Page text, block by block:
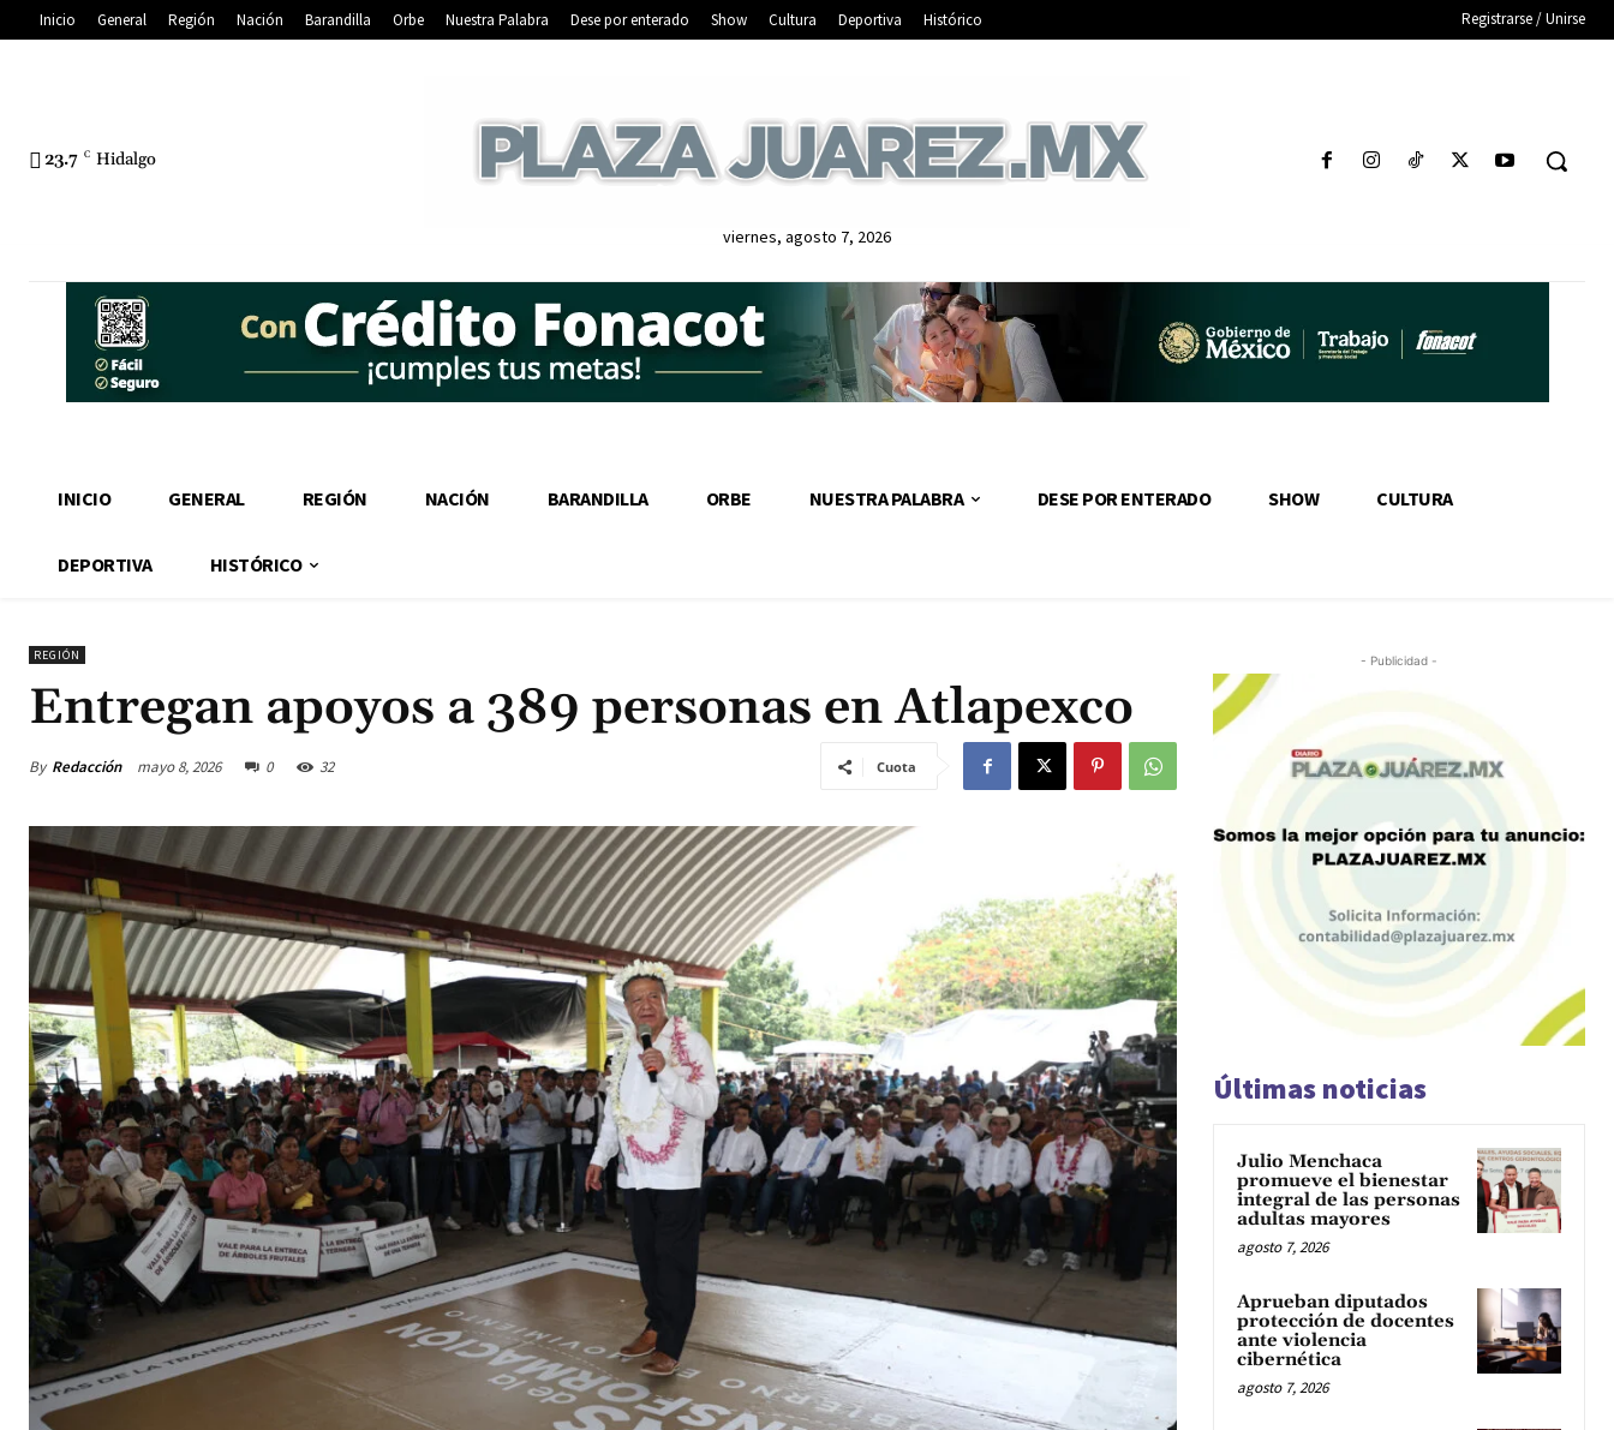
Inicio General Región Nación Barandilla Orbe Nuestra Palabra Dese por enterado Show Cultura Deportiva Histórico Registrarse / Unirse
23.7 C Hidalgo
viernes, agosto 7, 2026
INICIO GENERAL REGIÓN NACIÓN BARANDILLA ORBE NUESTRA PALABRA DESE POR ENTERADO SHOW CULTURA
DEPORTIVA HISTÓRICO
REGIÓN
Entregan apoyos a 389 personas en Atlapexco
By Redacción mayo 8, 2026 0 32 Cuota
- Publicidad -
Últimas noticias
Julio Menchaca
promueve el bienestar
integral de las personas
adultas mayores
agosto 7, 2026
Aprueban diputados
protección de docentes
ante violencia
cibernética
agosto 7, 2026